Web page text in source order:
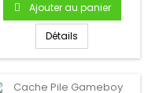
Ajouter au panier
Détails